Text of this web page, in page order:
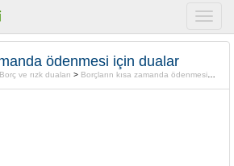
ödenmesi için dualar
Borç ve rızk duaları > Borçların kısa zamanda ödenmesi için dualar